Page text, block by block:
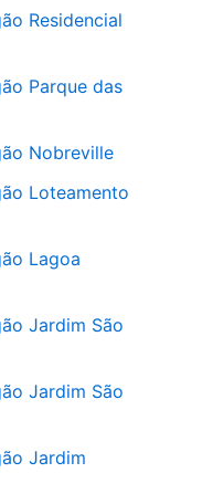
Residencial
Parque das
Nobreville
Loteamento
Lagoa
Jardim São
Jardim São
Jardim